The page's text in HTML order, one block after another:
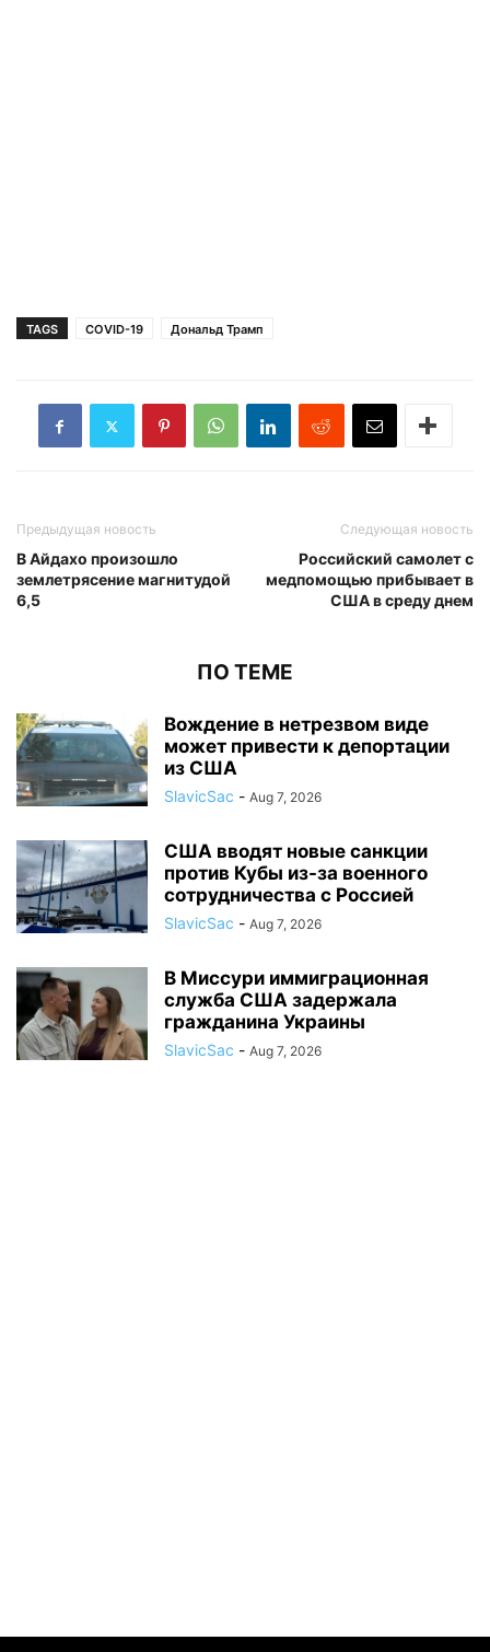
TAGS COVID-19 Дональд Трамп
Предыдущая новость
В Айдахо произошло
землетрясение магнитудой
6,5
Следующая новость
Российский самолет с
медпомощью прибывает в
США в среду днем
ПО ТЕМЕ
Вождение в нетрезвом виде
может привести к депортации
из США
SlavicSac - Aug 7, 2026
США вводят новые санкции
против Кубы из-за военного
сотрудничества с Россией
SlavicSac - Aug 7, 2026
В Миссури иммиграционная
служба США задержала
гражданина Украины
SlavicSac - Aug 7, 2026